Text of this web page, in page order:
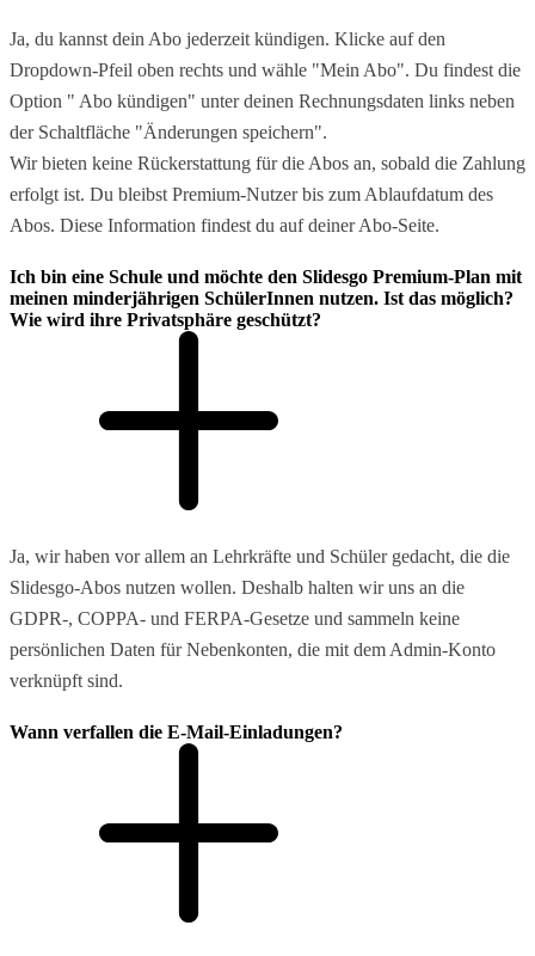
Ja, du kannst dein Abo jederzeit kündigen. Klicke auf den
Dropdown-Pfeil oben rechts und wähle "Mein Abo". Du findest die
Option " Abo kündigen" unter deinen Rechnungsdaten links neben
der Schaltfläche "Änderungen speichern".
Wir bieten keine Rückerstattung für die Abos an, sobald die Zahlung
erfolgt ist. Du bleibst Premium-Nutzer bis zum Ablaufdatum des
Abos. Diese Information findest du auf deiner Abo-Seite.
Ich bin eine Schule und möchte den Slidesgo Premium-Plan mit
meinen minderjährigen SchülerInnen nutzen. Ist das möglich?
Wie wird ihre Privatsphäre geschützt?
Ja, wir haben vor allem an Lehrkräfte und Schüler gedacht, die die
Slidesgo-Abos nutzen wollen. Deshalb halten wir uns an die
GDPR-, COPPA- und FERPA-Gesetze und sammeln keine
persönlichen Daten für Nebenkonten, die mit dem Admin-Konto
verknüpft sind.
Wann verfallen die E-Mail-Einladungen?